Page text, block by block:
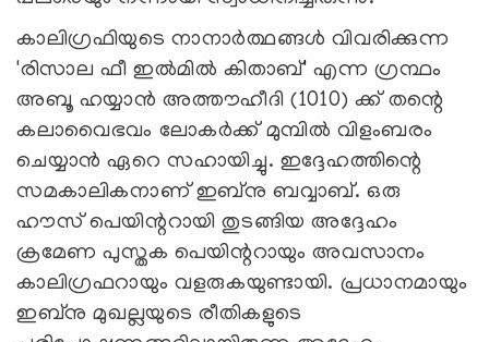
കാലിഗ്രഫിയുടെ നാനാർത്ഥങ്ങൾ വിവരിക്കുന്ന
'രിസാല ഫീ ഇൽമിൽ കിതാബ്' എന്ന ഗ്രന്ഥം
അബൂ ഹയ്യാന്‍ അത്തൗഹീദി (1010) ക്ക് തന്റെ
കലാവൈഭവം ലോകർക്ക് മുമ്പിൽ വിളംബരം
ചെയ്യാൻ ഏറെ സഹായിച്ചു. ഇദ്ദേഹത്തിന്റെ
സമകാലികനാണ് ഇബ്നു ബവ്വാബ്. ഒരു
ഹൗസ് പെയിന്ററായി തുടങ്ങിയ അദ്ദേഹം
ക്രമേണ പുസ്തക പെയിന്ററായും അവസാനം
കാലിഗ്രഫറായും വളരുകയുണ്ടായി. പ്രധാനമായും
ഇബ്നു മുഖല്ലയുടെ രീതികളുടെ